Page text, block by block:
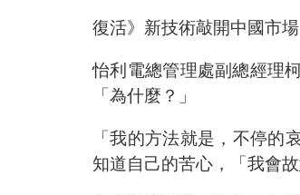
復活》新技術敲開中國市場
怡利電總管理處副總經理
「為什麼？」
「我的方法就是，不停
知道自己的苦心，「我會